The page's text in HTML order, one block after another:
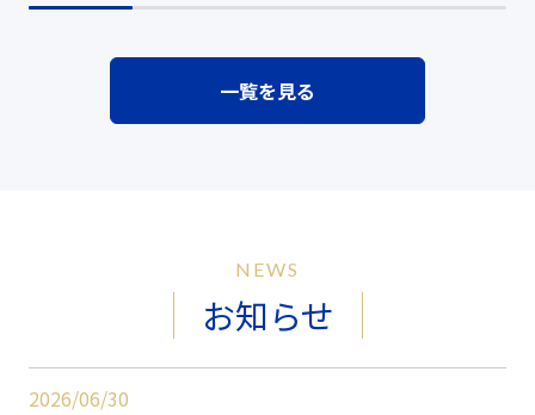
一覧を見る
NEWS
お知らせ
2026/06/30